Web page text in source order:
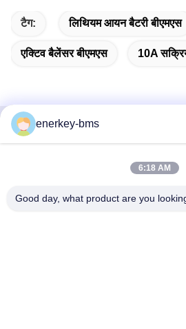
टैग: लिथियम आयन बैटरी बीएमएस
एक्टिव बैलेंसर बीएमएस 10A
त्वरित संपर्क
समुदाय, गुआंगमिंग स्ट्रीट, गुआंगमिंग जिला,
enerkey-bms
6:18 AM
Good day, what product are you